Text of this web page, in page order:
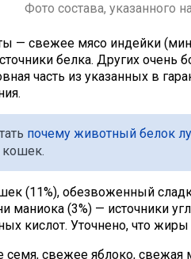
Фото состава, указанного
— свежее мясо индейки
белка. Других очень
часть из указанных в
почему животный белок
кошек.
(11%), обезвоженный
маниока (3%) — источники
кислот. Уточнено, что
семя, свежее яблоко, свежая